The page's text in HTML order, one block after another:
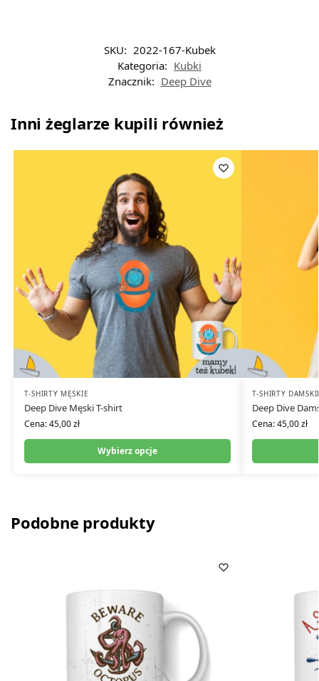
SKU: 2022-167-Kubek
Kategoria: Kubki
Znacznik: Deep Dive
Inni żeglarze kupili również
T-SHIRTY MĘSKIE
Deep Dive Męski T-shirt
Cena:45,00zł
Wybierz opcje
T-SHIRTY
Deep Dive
Cena:45,00zł
Podobne produkty